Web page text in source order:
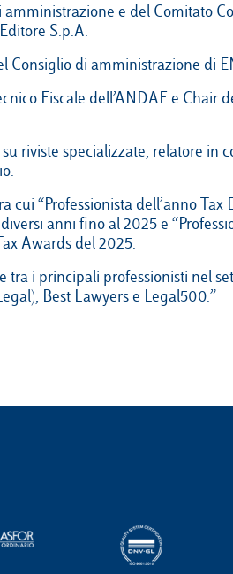
e del Comitato
S.p.A.
Consiglio di amministrazione di
Fiscale dell’ANDAF e Chair
riviste specializzate, relatore in
“Professionista dell’anno Tax
anni fino al 2025 e
Awards del 2025.
tra i principali professionisti nel
Best Lawyers e Legal500.”